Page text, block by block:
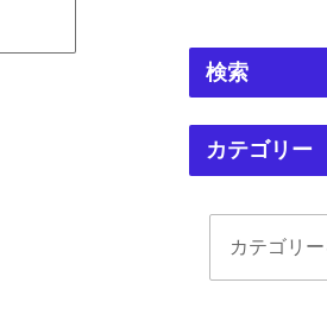
検索
カテゴリー